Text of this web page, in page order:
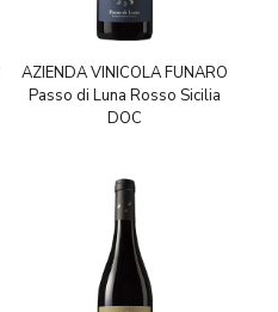
AZIENDA VINICOLA FUNARO
Passo di Luna Rosso Sicilia
DOC